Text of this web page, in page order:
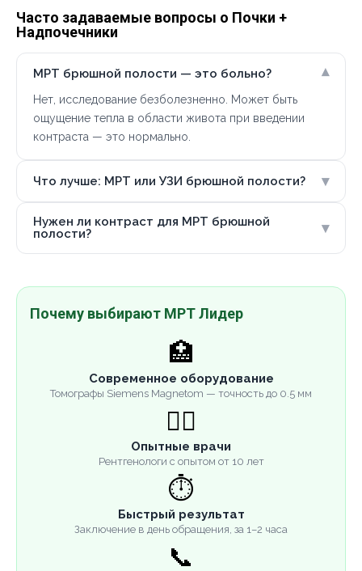
Часто задаваемые вопросы о Почки +
Надпочечники
МРТ брюшной полости — это больно? ▾
Нет, исследование безболезненно. Может быть
ощущение тепла в области живота при введении
контраста — это нормально.
Что лучше: МРТ или УЗИ брюшной полости? ▾
Нужен ли контраст для МРТ брюшной
полости?
▾
Почему выбирают МРТ Лидер
🏥
Современное оборудование
Томографы Siemens Magnetom — точность до 0.5 мм
👨‍⚕️
Опытные врачи
Рентгенологи с опытом от 10 лет
⏱️
Быстрый результат
Заключение в день обращения, за 1–2 часа
📞